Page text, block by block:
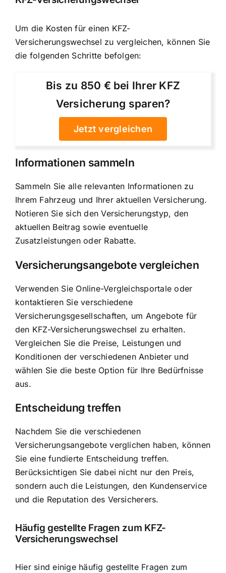
Um die Kosten für einen KFZ-
Versicherungswechsel zu vergleichen, können Sie
die folgenden Schritte befolgen:
Bis zu 850 € bei Ihrer KFZ
Versicherung sparen?
Jetzt vergleichen
Informationen sammeln
Sammeln Sie alle relevanten Informationen zu
Ihrem Fahrzeug und Ihrer aktuellen Versicherung.
Notieren Sie sich den Versicherungstyp, den
aktuellen Beitrag sowie eventuelle
Zusatzleistungen oder Rabatte.
Versicherungsangebote vergleichen
Verwenden Sie Online-Vergleichsportale oder
kontaktieren Sie verschiedene
Versicherungsgesellschaften, um Angebote für
den KFZ-Versicherungswechsel zu erhalten.
Vergleichen Sie die Preise, Leistungen und
Konditionen der verschiedenen Anbieter und
wählen Sie die beste Option für Ihre Bedürfnisse
aus.
Entscheidung treffen
Nachdem Sie die verschiedenen
Versicherungsangebote verglichen haben, können
Sie eine fundierte Entscheidung treffen.
Berücksichtigen Sie dabei nicht nur den Preis,
sondern auch die Leistungen, den Kundenservice
und die Reputation des Versicherers.
Häufig gestellte Fragen zum KFZ-
Versicherungswechsel
Hier sind einige häufig gestellte Fragen zum